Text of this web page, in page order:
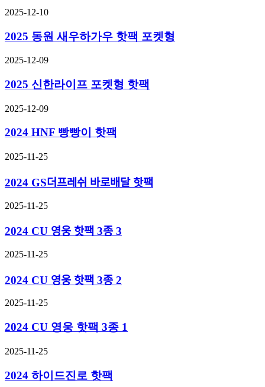
2025-12-10
2025 동원 새우하가우 핫팩 포켓형
2025-12-09
2025 신한라이프 포켓형 핫팩
2025-12-09
2024 HNF 빵빵이 핫팩
2025-11-25
2024 GS더프레쉬 바로배달 핫팩
2025-11-25
2024 CU 영웅 핫팩 3종 3
2025-11-25
2024 CU 영웅 핫팩 3종 2
2025-11-25
2024 CU 영웅 핫팩 3종 1
2025-11-25
2024 하이드진로 핫팩